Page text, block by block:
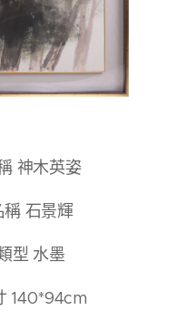
神⽊英姿
稱 ⽯景輝
型 ⽔墨
140*94cm